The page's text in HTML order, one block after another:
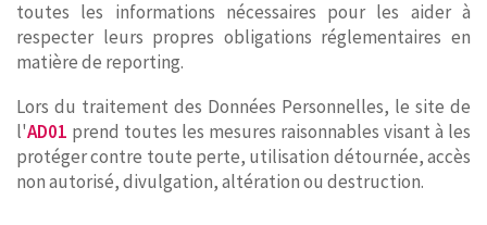
toutes les informations nécessaires pour les aider à
respecter leurs propres obligations réglementaires en
matière de reporting.
Lors du traitement des Données Personnelles, le site de
l'AD01 prend toutes les mesures raisonnables visant à les
protéger contre toute perte, utilisation détournée, accès
non autorisé, divulgation, altération ou destruction.